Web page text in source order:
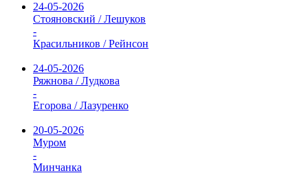
24-05-2026
Стояновский / Лешуков
-
Красильников / Рейнсон
24-05-2026
Ряжнова / Лудкова
-
Егорова / Лазуренко
20-05-2026
Муром
-
Минчанка